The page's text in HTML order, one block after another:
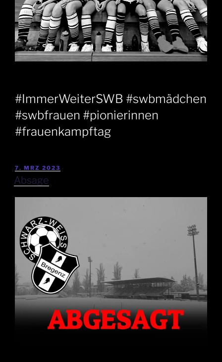
#ImmerWeiterSWB #swbmädchen
#swbfrauen #pionierinnen
#frauenkampftag
7. MRZ 2023
Absage